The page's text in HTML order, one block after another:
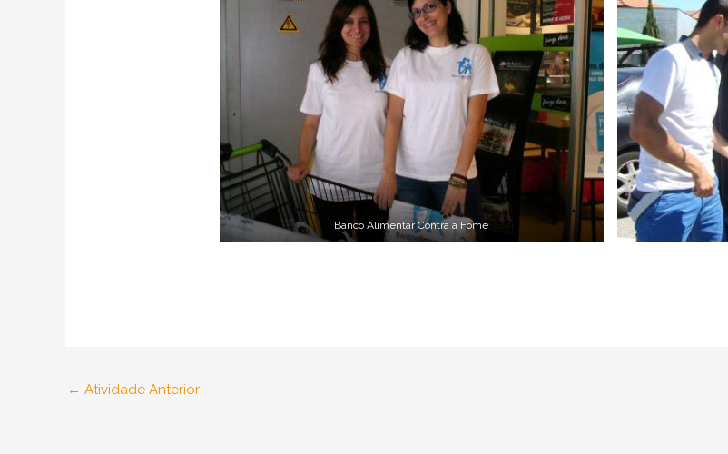
Banco Alimentar Contra a Fome
← Atividade Anterior